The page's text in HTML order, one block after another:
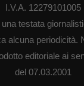
I.V.A. 12279101005
testata
alcuna periodicità.
editoriale ai
del 07.03.2001